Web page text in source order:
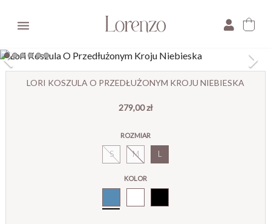

LORI KOSZULA O PRZEDŁUŻONYM KROJU NIEBIESKA
279,00 zł
ROZMIAR
S M L
KOLOR